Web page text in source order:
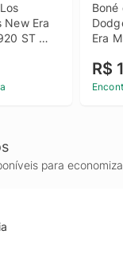
New Era
ST
Boné
Era
R$
para